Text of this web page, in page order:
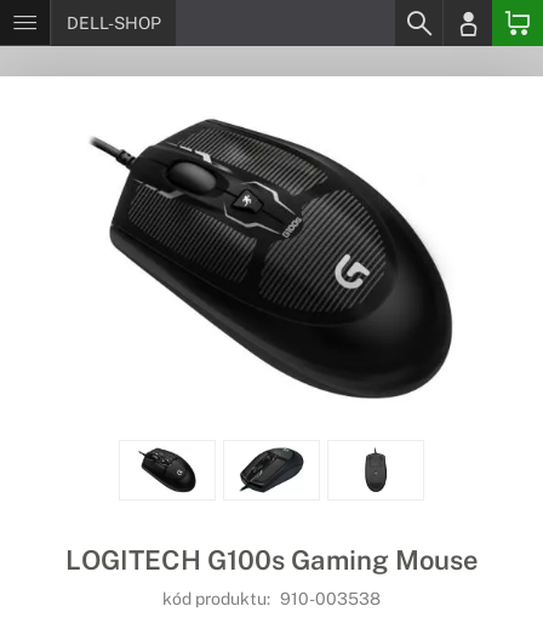
DELL-SHOP
LOGITECH G100s Gaming Mouse
kód produktu: 910-003538